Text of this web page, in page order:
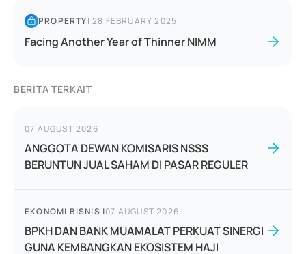
PROPERTY|28 FEBRUARY 2025
Facing Another Year of Thinner NIMM
BERITA TERKAIT
07 AUGUST 2026
ANGGOTA DEWAN KOMISARIS NSSS
BERUNTUN JUAL SAHAM DI PASAR REGULER
EKONOMI BISNIS |07 AUGUST 2026
BPKH DAN BANK MUAMALAT PERKUAT SINERGI
GUNA KEMBANGKAN EKOSISTEM HAJI